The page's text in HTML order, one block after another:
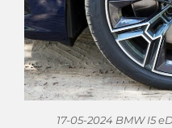
17-05-2024 BMW I5